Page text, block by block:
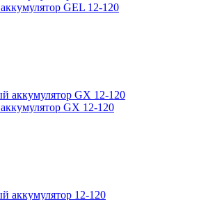
GEL 12-120
GX 12-120